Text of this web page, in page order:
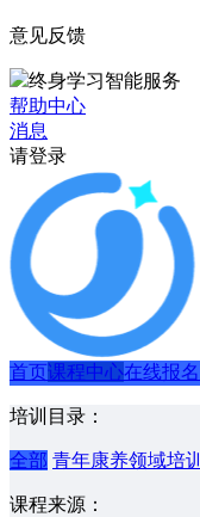
意见反馈
终身学习智能服务
帮助中心
消息
请登录
首页课程中心在线报名
培训目录：
全部 青年康养领域培训
课程来源：